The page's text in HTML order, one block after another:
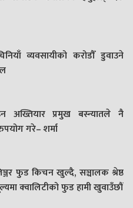
व्यवसायीको करोडौँ डुवाउने
अख्तियार प्रमुख बस्न्यातले नै
गरे– शर्मा
फुड किचन खुल्दै, सञ्चालक श्रेष्ठ
क्वालिटीको फुड हामी खुवाउँछौं